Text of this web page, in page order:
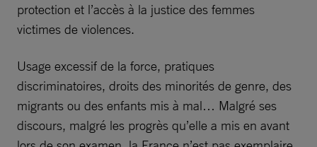
protection et l’accès à la justice des femmes
victimes de violences.
Usage excessif de la force, pratiques
discriminatoires, droits des minorités de genre, des
migrants ou des enfants mis à mal… Malgré ses
discours, malgré les progrès qu’elle a mis en avant